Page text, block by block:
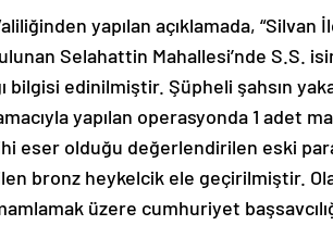
yapılan açıklamada,
Selahattin Mahallesi’nde S.S.
bilgisi edinilmiştir. Şüpheli şahsın
yapılan operasyonda 1 adet
eser olduğu değerlendirilen eski
bronz heykelcik ele geçirilmiştir.
üzere cumhuriyet